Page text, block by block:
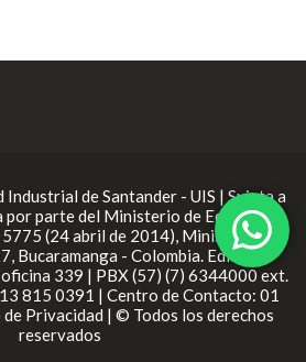
Industrial de Santander - UIS | Sujeta a
parte del Ministerio de Educación
(24 abril de 2014), Ministerio de
Bucaramanga - Colombia. Edificio
339 | PBX (57) (7) 6344000 ext.
815 0391 | Centro de Contacto: 01
Privacidad | © Todos los derechos
reservados